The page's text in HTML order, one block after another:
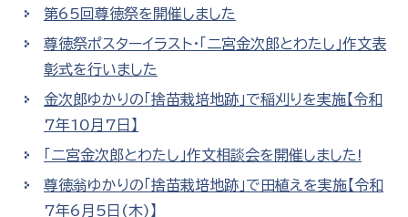
第65回尊徳祭を開催しました
尊徳祭ポスターイラスト・「二宮金次郎とわたし」作文表
彰式を行いました
金次郎ゆかりの「捨苗栽培地跡」で稲刈りを実施【令和
7年10月7日】
「二宮金次郎とわたし」作文相談会を開催しました!
尊徳翁ゆかりの「捨苗栽培地跡」で田植えを実施【令和
7年6月5日(木)】